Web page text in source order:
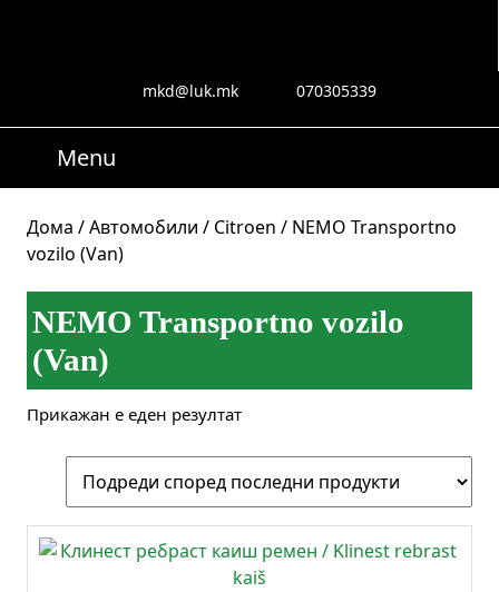
mkd@luk.mk mkd@luk.mk070305339
Menu
Дома /Автомобили / Citroen / NEMO Transportno
vozilo (Van)
NEMO Transportno vozilo
(Van)
Прикажан е еден резултат